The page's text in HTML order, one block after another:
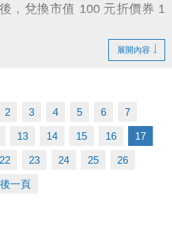
，兌換市值 100 元折價券 1
我們還加碼回饋給您～
樂也加分
客服部
展開內容
2 3 4 5 6 7
13 14 15 16 17
22 23 24 25 26
一頁